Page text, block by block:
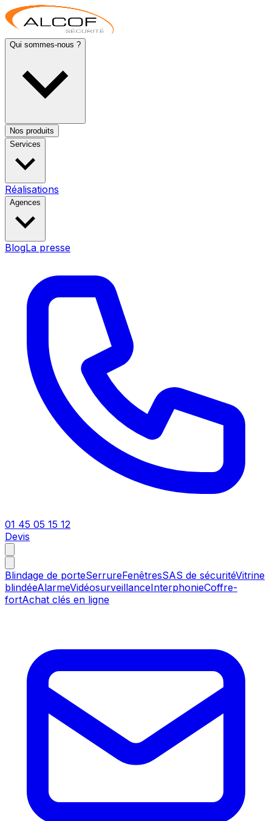
Qui sommes-nous ?
Nos produits
Services
Réalisations
Agences
BlogLa presse
01 45 05 15 12
Devis
Blindage de porteSerrureFenêtresSAS de sécuritéVitrine
blindéeAlarmeVidéosurveillanceInterphonieCoffre-
fortAchat clés en ligne